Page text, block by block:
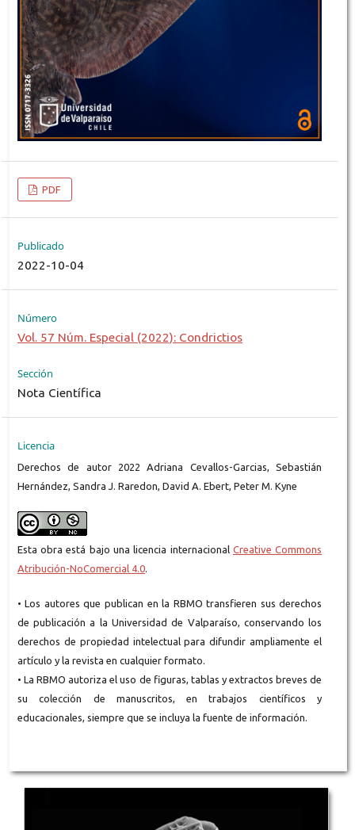
PDF
Publicado
2022-10-04
Número
Vol. 57 Núm. Especial (2022): Condrictios
Sección
Nota Científica
Licencia
Derechos de autor 2022 Adriana Cevallos-Garcias, Sebastián
Hernández, Sandra J. Raredon, David A. Ebert, Peter M. Kyne
Esta obra está bajo una licencia internacional Creative Commons
Atribución-NoComercial 4.0.
• Los autores que publican en la RBMO transfieren sus derechos
de publicación a la Universidad de Valparaíso, conservando los
derechos de propiedad intelectual para difundir ampliamente el
artículo y la revista en cualquier formato.
• La RBMO autoriza el uso de figuras, tablas y extractos breves de
su colección de manuscritos, en trabajos científicos y
educacionales, siempre que se incluya la fuente de información.